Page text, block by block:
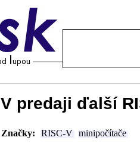
V predaji ďalší
Značky: RISC-V minipočítače